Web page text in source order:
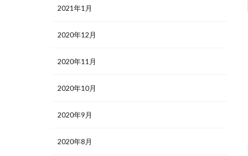
2021年1月
2020年12月
2020年11月
2020年10月
2020年9月
2020年8月